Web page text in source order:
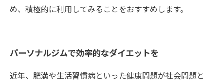
め、積極的に利用してみることをおすすめします。
パーソナルジムで効率的なダイエットを
近年、肥満や生活習慣病といった健康問題が社会問題と